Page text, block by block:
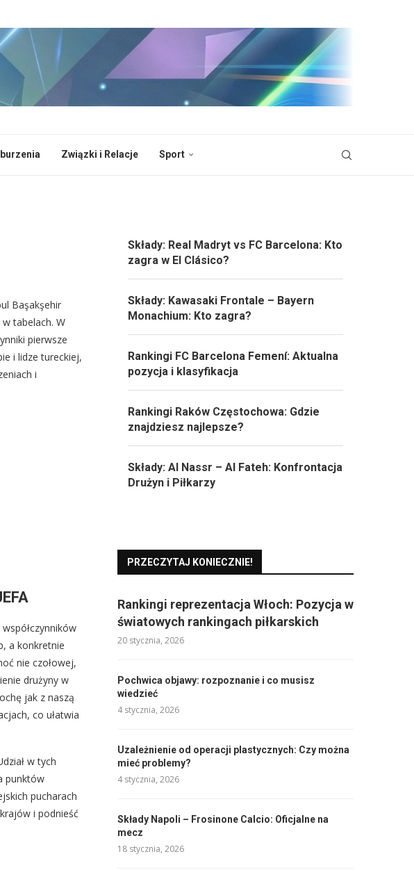
Związki i Relacje Sport
Başakşehir
tabelach. W
pierwsze
i lidze tureckiej,
i
a konkretnie
nie czołowej,
drużyny w
jak z naszą
co ułatwia
w tych
punktów
pucharach
i podnieść
Składy: Real Madryt vs FC Barcelona: Kto
zagra w El Clásico?
Składy: Kawasaki Frontale – Bayern
Monachium: Kto zagra?
Rankingi FC Barcelona Femení: Aktualna
pozycja i klasyfikacja
Rankingi Raków Częstochowa: Gdzie
znajdziesz najlepsze?
Składy: Al Nassr – Al Fateh: Konfrontacja
Drużyn i Piłkarzy
PRZECZYTAJ KONIECZNIE!
Rankingi reprezentacja Włoch: Pozycja w
światowych rankingach piłkarskich
20 stycznia, 2026
Pochwica objawy: rozpoznanie i co musisz
wiedzieć
4 stycznia, 2026
Uzależnienie od operacji plastycznych: Czy można
mieć problemy?
4 stycznia, 2026
Składy Napoli – Frosinone Calcio: Oficjalne na
mecz
18 stycznia, 2026